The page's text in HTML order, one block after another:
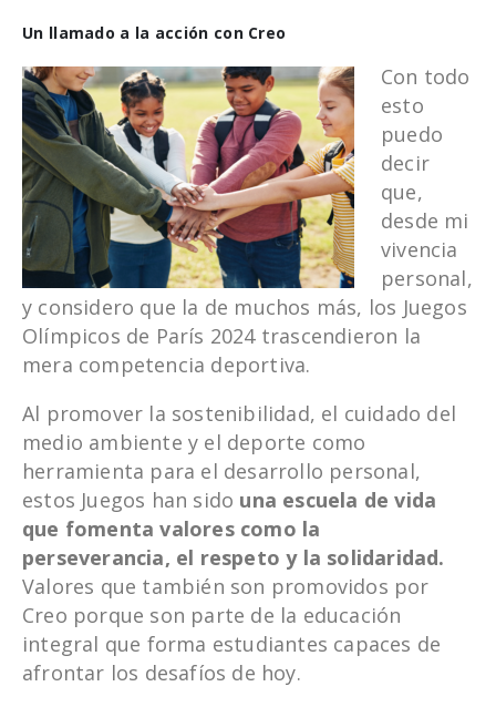
Un llamado a la acción con Creo
Con todo
esto
puedo
decir
que,
desde mi
vivencia
personal,
y considero que la de muchos más, los Juegos
Olímpicos de París 2024 trascendieron la
mera competencia deportiva.
Al promover la sostenibilidad, el cuidado del
medio ambiente y el deporte como
herramienta para el desarrollo personal,
estos Juegos han sido una escuela de vida
que fomenta valores como la
perseverancia, el respeto y la solidaridad.
Valores que también son promovidos por
Creo porque son parte de la educación
integral que forma estudiantes capaces de
afrontar los desafíos de hoy.